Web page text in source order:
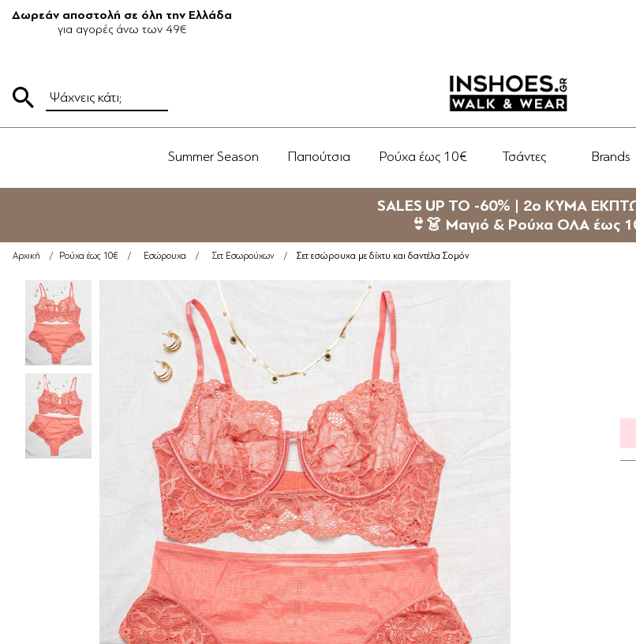
Δωρεάν αποστολή σε όλη την Ελλάδα
για αγορές άνω των 49€
Summer Season Παπούτσια Ρούχα έως 10€ Τσάντες Brands
SALES UP TO -60% | 2ο ΚΥΜΑ
👙👗 Μαγιό & Ρούχα ΟΛΑ έως
Αρχική / Ρούχα έως 10€ / Εσώρουχα / Σετ Εσωρούχων / Σετ εσώρουχα με δίχτυ και δαντέλα Σομόν